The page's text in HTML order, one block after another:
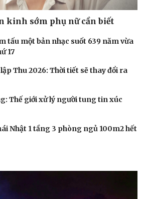
kinh sớm phụ nữ cần biết
tấu một bản nhạc suốt 639 năm vừa
17
Thu 2026: Thời tiết sẽ thay đổi ra
Thế giới xử lý người tung tin xúc
Nhật 1 tầng 3 phòng ngủ 100m2 hết